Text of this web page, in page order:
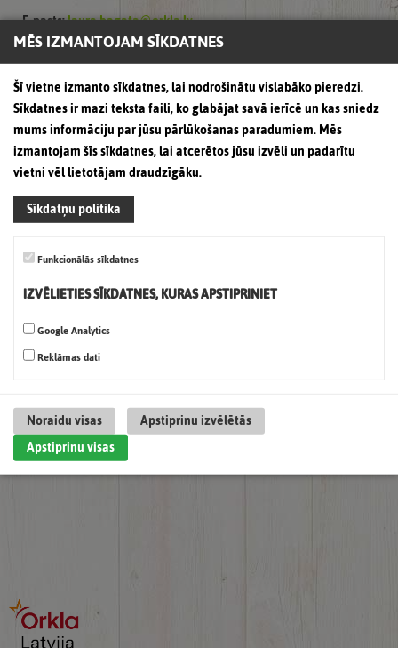
E-pasts:laura.bagata@orkla.lv
Pasūtījumiem un sadarbībai
Tālrunis: (+371) 67080390;
Fakss: (+371) 67080391
Atsauksmēm
Tālrunis: (+371) 67080361
Mārketings
E-pasts:sadarbiba@orkla.lv
MĒS IZMANTOJAM SĪKDATNES
Šī vietne izmanto sīkdatnes, lai nodrošinātu vislabāko pieredzi.
Sīkdatnes ir mazi teksta faili, ko glabājat savā ierīcē un kas sniedz
mums informāciju par jūsu pārlūkošanas paradumiem. Mēs
izmantojam šīs sīkdatnes, lai atcerētos jūsu izvēli un padarītu
vietni vēl lietotājam draudzīgāku.
Sīkdatņu politika
Funkcionālās sīkdatnes
IZVĒLIETIES SĪKDATNES, KURAS APSTIPRINIET
Google Analytics
Reklāmas dati
Noraidu visas
Apstiprinu izvēlētās
Apstiprinu visas